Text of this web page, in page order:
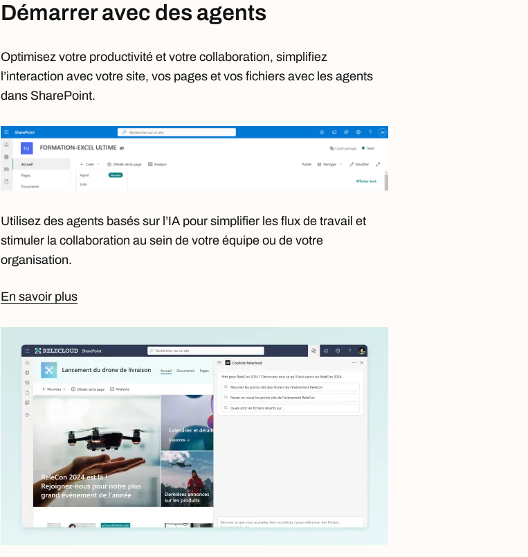
​​Démarrer avec des agents
Optimisez votre productivité et votre collaboration, simplifiez
l’interaction avec votre site, vos pages et vos fichiers avec les agents
dans SharePoint.
Utilisez des agents basés sur l’IA pour simplifier les flux de travail et
stimuler la collaboration au sein de votre équipe ou de votre
organisation.
En savoir plus